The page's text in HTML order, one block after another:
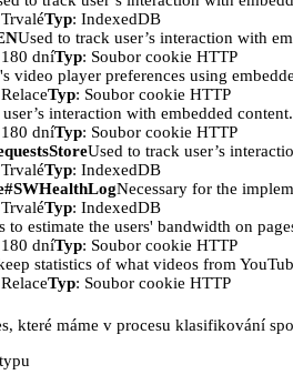
Typ: IndexedDB
Used to track user’s interaction with
dníTyp: Soubor cookie HTTP
video player preferences using
Typ: Soubor cookie HTTP
interaction with embedded content.
dníTyp: Soubor cookie HTTP
Used to track user’s
Typ: IndexedDB
Necessary for the
Typ: IndexedDB
to estimate the users' bandwidth on
dníTyp: Soubor cookie HTTP
statistics of what videos from
Typ: Soubor cookie HTTP
které máme v procesu klasifikování